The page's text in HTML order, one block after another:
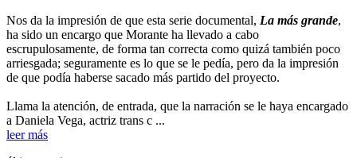
Nos da la impresión de que esta serie documental, La más grande,
ha sido un encargo que Morante ha llevado a cabo
escrupulosamente, de forma tan correcta como quizá también poco
arriesgada; seguramente es lo que se le pedía, pero da la impresión
de que podía haberse sacado más partido del proyecto.
Llama la atención, de entrada, que la narración se le haya encargado
a Daniela Vega, actriz trans c ...
leer más